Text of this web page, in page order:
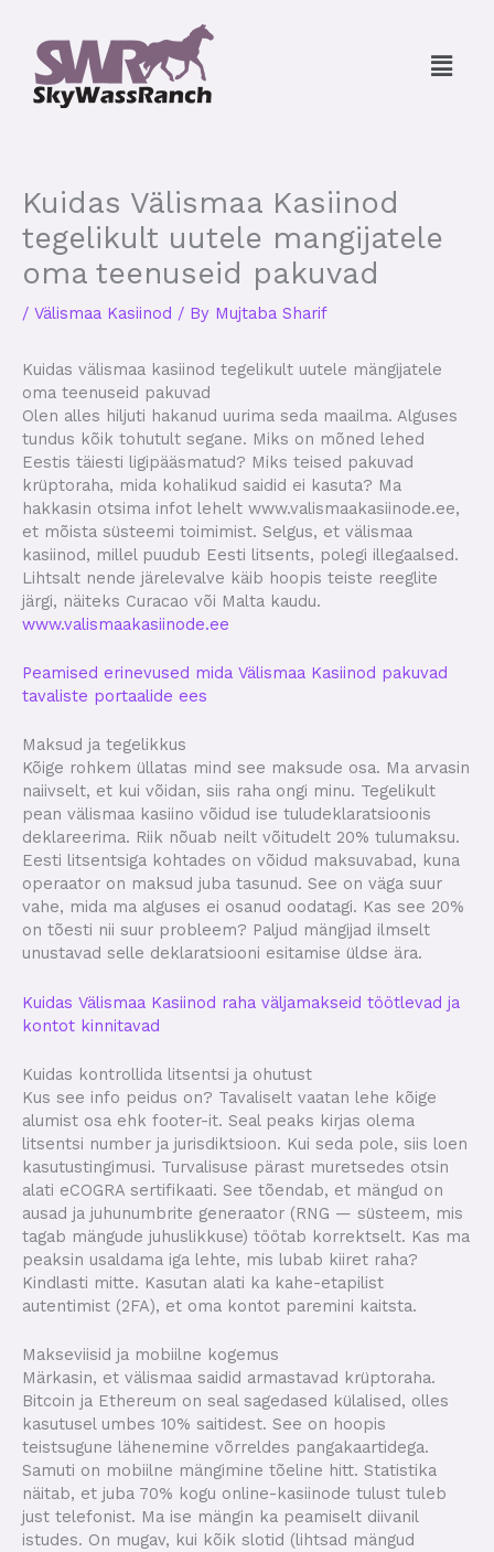
content
Menu
Kuidas Välismaa Kasiinod
tegelikult uutele mangijatele
oma teenuseid pakuvad
/ Välismaa Kasiinod / By Mujtaba Sharif
Kuidas välismaa kasiinod tegelikult uutele mängijatele
oma teenuseid pakuvad
Olen alles hiljuti hakanud uurima seda maailma. Alguses
tundus kõik tohutult segane. Miks on mõned lehed
Eestis täiesti ligipääsmatud? Miks teised pakuvad
krüptoraha, mida kohalikud saidid ei kasuta? Ma
hakkasin otsima infot lehelt www.valismaakasiinode.ee,
et mõista süsteemi toimimist. Selgus, et välismaa
kasiinod, millel puudub Eesti litsents, polegi illegaalsed.
Lihtsalt nende järelevalve käib hoopis teiste reeglite
järgi, näiteks Curacao või Malta kaudu.
www.valismaakasiinode.ee
Peamised erinevused mida Välismaa Kasiinod pakuvad
tavaliste portaalide ees
Maksud ja tegelikkus
Kõige rohkem üllatas mind see maksude osa. Ma arvasin
naiivselt, et kui võidan, siis raha ongi minu. Tegelikult
pean välismaa kasiino võidud ise tuludeklaratsioonis
deklareerima. Riik nõuab neilt võitudelt 20% tulumaksu.
Eesti litsentsiga kohtades on võidud maksuvabad, kuna
operaator on maksud juba tasunud. See on väga suur
vahe, mida ma alguses ei osanud oodatagi. Kas see 20%
on tõesti nii suur probleem? Paljud mängijad ilmselt
unustavad selle deklaratsiooni esitamise üldse ära.
Kuidas Välismaa Kasiinod raha väljamakseid töötlevad ja
kontot kinnitavad
Kuidas kontrollida litsentsi ja ohutust
Kus see info peidus on? Tavaliselt vaatan lehe kõige
alumist osa ehk footer-it. Seal peaks kirjas olema
litsentsi number ja jurisdiktsioon. Kui seda pole, siis loen
kasutustingimusi. Turvalisuse pärast muretsedes otsin
alati eCOGRA sertifikaati. See tõendab, et mängud on
ausad ja juhunumbrite generaator (RNG — süsteem, mis
tagab mängude juhuslikkuse) töötab korrektselt. Kas ma
peaksin usaldama iga lehte, mis lubab kiiret raha?
Kindlasti mitte. Kasutan alati ka kahe-etapilist
autentimist (2FA), et oma kontot paremini kaitsta.
Makseviisid ja mobiilne kogemus
Märkasin, et välismaa saidid armastavad krüptoraha.
Bitcoin ja Ethereum on seal sagedased külalised, olles
kasutusel umbes 10% saitidest. See on hoopis
teistsugune lähenemine võrreldes pangakaartidega.
Samuti on mobiilne mängimine tõeline hitt. Statistika
näitab, et juba 70% kogu online-kasiinode tulust tuleb
just telefonist. Ma ise mängin ka peamiselt diivanil
istudes. On mugav, kui kõik slotid (lihtsad mängud